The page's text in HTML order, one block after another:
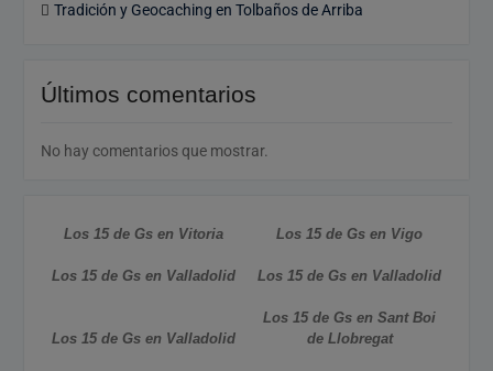
Tradición y Geocaching en Tolbaños de Arriba
Últimos comentarios
No hay comentarios que mostrar.
Los 15 de Gs en Vitoria Los 15 de Gs en Vigo
Los 15 de Gs en Valladolid Los 15 de Gs en Valladolid
Los 15 de Gs en Valladolid
Los 15 de Gs en Sant Boi
de Llobregat